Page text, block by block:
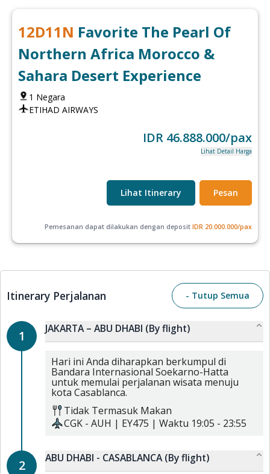
12D11N Favorite The Pearl Of
Northern Africa Morocco &
Sahara Desert Experience
1 Negara
ETIHAD AIRWAYS
IDR 46.888.000/pax
Lihat Detail Harga
Lihat Itinerary Pesan
Pemesanan dapat dilakukan dengan deposit IDR 20.000.000/pax
Itinerary Perjalanan - Tutup Semua
1 JAKARTA – ABU DHABI (By flight)
Hari ini Anda diharapkan berkumpul di
Bandara Internasional Soekarno-Hatta
untuk memulai perjalanan wisata menuju
kota Casablanca.
Tidak Termasuk Makan
CGK - AUH | EY475 | Waktu 19:05 - 23:55
2 ABU DHABI - CASABLANCA (By flight)